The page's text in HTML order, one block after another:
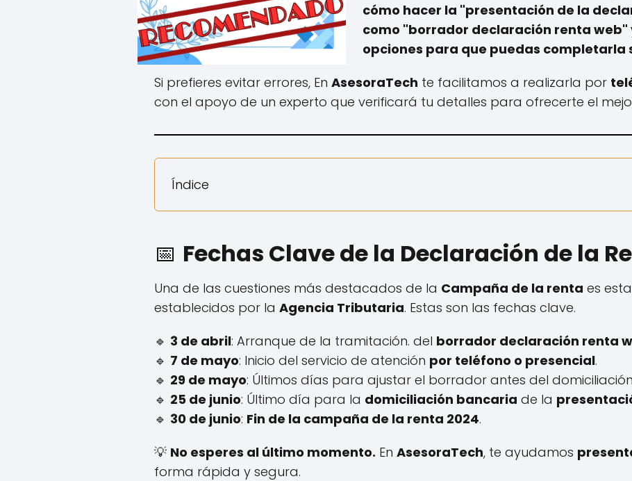
cómo hacer la "presentación de la
como "borrador declaración renta web"
opciones para que puedas completarla
Si prefieres evitar errores, En AsesoraTech te facilitamos a realizarla por
con el apoyo de un experto que verificará tu detalles para ofrecerte el
Índice
📅 Fechas Clave de la Declaración de la
Una de las cuestiones más destacados de la Campaña de la renta es
establecidos por la Agencia Tributaria. Estas son las fechas clave.
🔹 3 de abril: Arranque de la tramitación. del borrador declaración renta
🔹 7 de mayo: Inicio del servicio de atención por teléfono o presencial.
🔹 29 de mayo: Últimos días para ajustar el borrador antes del
🔹 25 de junio: Último día para la domiciliación bancaria de la
🔹 30 de junio: Fin de la campaña de la renta 2024.
💡 No esperes al último momento. En AsesoraTech, te ayudamos
forma rápida y segura.